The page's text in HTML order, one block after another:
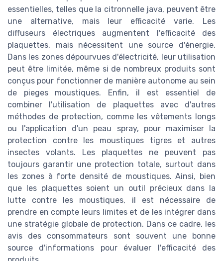
essentielles, telles que la citronnelle java, peuvent être
une alternative, mais leur efficacité varie. Les
diffuseurs électriques augmentent l'efficacité des
plaquettes, mais nécessitent une source d'énergie.
Dans les zones dépourvues d'électricité, leur utilisation
peut être limitée, même si de nombreux produits sont
conçus pour fonctionner de manière autonome au sein
de pieges moustiques. Enfin, il est essentiel de
combiner l'utilisation de plaquettes avec d'autres
méthodes de protection, comme les vêtements longs
ou l'application d'un peau spray, pour maximiser la
protection contre les moustiques tigres et autres
insectes volants. Les plaquettes ne peuvent pas
toujours garantir une protection totale, surtout dans
les zones à forte densité de moustiques. Ainsi, bien
que les plaquettes soient un outil précieux dans la
lutte contre les moustiques, il est nécessaire de
prendre en compte leurs limites et de les intégrer dans
une stratégie globale de protection. Dans ce cadre, les
avis des consommateurs sont souvent une bonne
source d'informations pour évaluer l'efficacité des